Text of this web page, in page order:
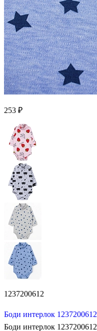
253 ₽
1237200612
Боди интерлок 1237200612
Боди интерлок 1237200612